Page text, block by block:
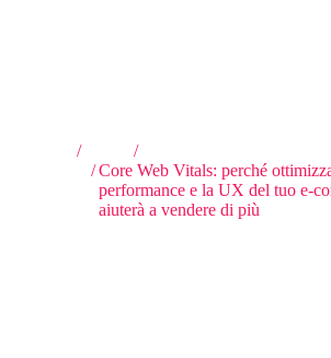
Tu sei qui:
Home
Core Web Vitals: perché
performance e la UX del tuo e-
aiuterà a vendere di più